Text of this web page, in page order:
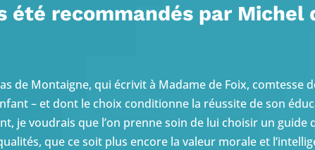
été recommandés par Michel
de Montaigne, qui écrivit à Madame de Foix, comtesse
– et dont le choix conditionne la réussite de son
je voudrais que l’on prenne soin de lui choisir un guide
que ce soit plus encore la valeur morale et